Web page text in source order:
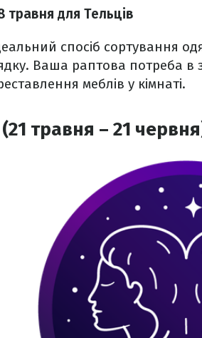
травня для Тельців
спосіб сортування
Ваша раптова потреба в
меблів у кімнаті.
травня – 21